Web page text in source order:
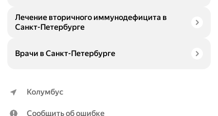
Лечение вторичного иммунодефицита в
Санкт-Петербурге
Врачи в Санкт-Петербурге
Колумбус
Сообщить об ошибке